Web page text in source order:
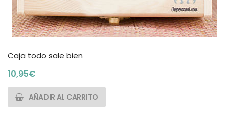
Caja todo sale bien
10,95€
AÑADIR AL CARRITO